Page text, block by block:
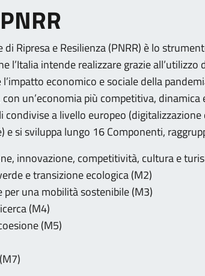
di Ripresa e Resilienza (PNRR) è lo
l’Italia intende realizzare grazie
economico e sociale della
un’economia più competitiva,
condivise a livello europeo
e si sviluppa lungo 16 Componenti,
innovazione, competitività, cultura e
e transizione ecologica (M2)
una mobilità sostenibile (M3)
(M4)
(M5)